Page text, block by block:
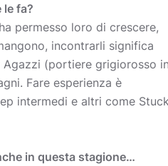
fa?
permesso loro di crescere,
incontrarli significa
Agazzi (portiere grigiorosso in
Fare esperienza è
intermedi e altri come
in questa stagione…